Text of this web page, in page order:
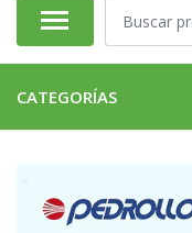
CATEGORÍAS